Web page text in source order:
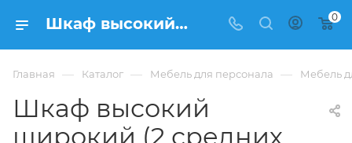
Шкаф высокий широкий (2 средних фасада ЛДСП + 2 низких фасада ЛДСП) Эстетика (Estetica) ES.ST-1.8 купить в Москве, цена 25 847 ₽. - интернет-магазин ФРАНКОМ 0
Главная — Каталог — Мебель для персонала — Мебель
Шкаф высокий
широкий (2 средних